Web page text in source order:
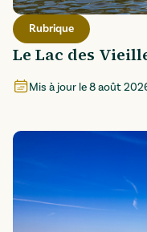
Rubrique
Le Lac des
Mis à jour le8 août